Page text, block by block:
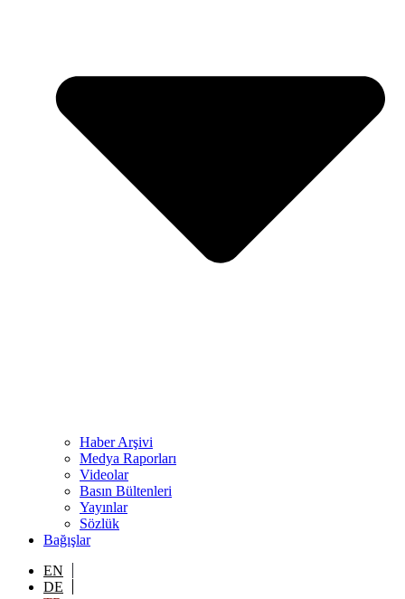
Haber Arşivi
Medya Raporları
Videolar
Basın Bültenleri
Yayınlar
Sözlük
Bağışlar
EN
DE